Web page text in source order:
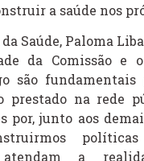
a saúde nos
Saúde, Paloma
da Comissão e
são
prestado na rede
por, junto aos
atendam a